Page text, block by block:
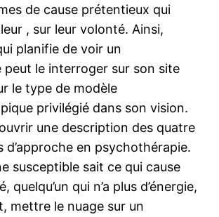
de cause prétentieux qui
, sur leur volonté. Ainsi,
planifie de voir un
peut le interroger sur son site
le type de modèle
privilégié dans son vision.
une description des quatre
d’approche en psychothérapie.
susceptible sait ce qui cause
quelqu’un qui n’a plus d’énergie,
mettre le nuage sur un